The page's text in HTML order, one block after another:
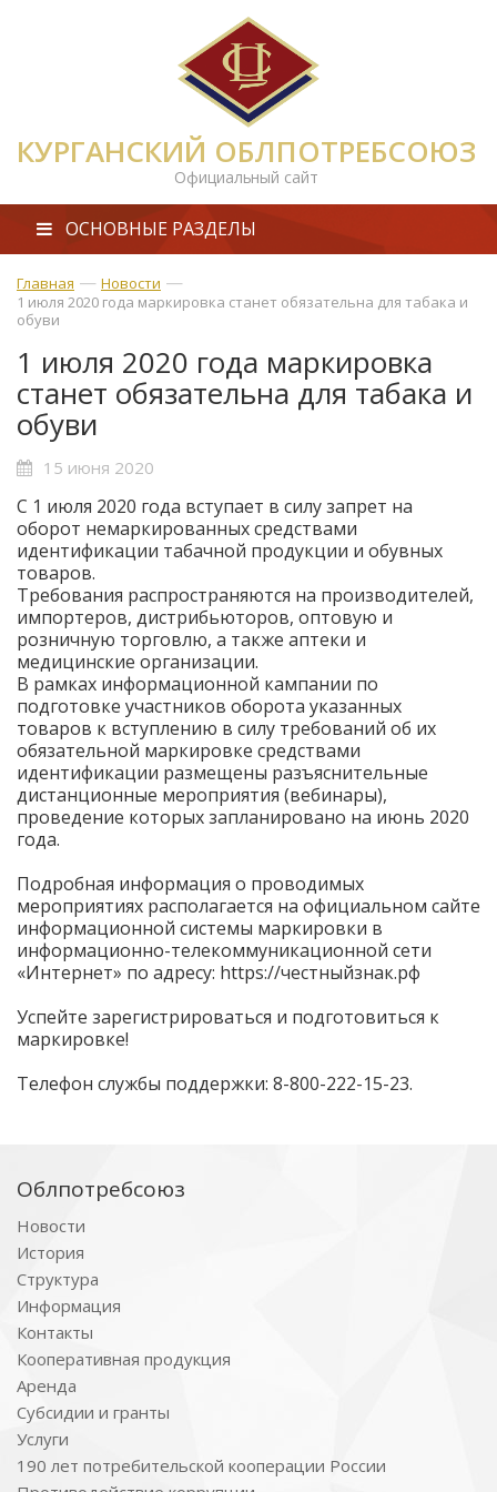
КУРГАНСКИЙ ОБЛПОТРЕБСОЮЗ
Официальный сайт
ОСНОВНЫЕ РАЗДЕЛЫ
Главная — Новости —
1 июля 2020 года маркировка станет обязательна для табака и
обуви
1 июля 2020 года маркировка
станет обязательна для табака и
обуви
15 июня 2020
С 1 июля 2020 года вступает в силу запрет на
оборот немаркированных средствами
идентификации табачной продукции и обувных
товаров.
Требования распространяются на производителей,
импортеров, дистрибьюторов, оптовую и
розничную торговлю, а также аптеки и
медицинские организации.
В рамках информационной кампании по
подготовке участников оборота указанных
товаров к вступлению в силу требований об их
обязательной маркировке средствами
идентификации размещены разъяснительные
дистанционные мероприятия (вебинары),
проведение которых запланировано на июнь 2020
года.
Подробная информация о проводимых
мероприятиях располагается на официальном сайте
информационной системы маркировки в
информационно-телекоммуникационной сети
«Интернет» по адресу: https://честныйзнак.рф
Успейте зарегистрироваться и подготовиться к
маркировке!
Телефон службы поддержки: 8-800-222-15-23.
Облпотребсоюз
Новости
История
Структура
Информация
Контакты
Кооперативная продукция
Аренда
Субсидии и гранты
Услуги
190 лет потребительской кооперации России